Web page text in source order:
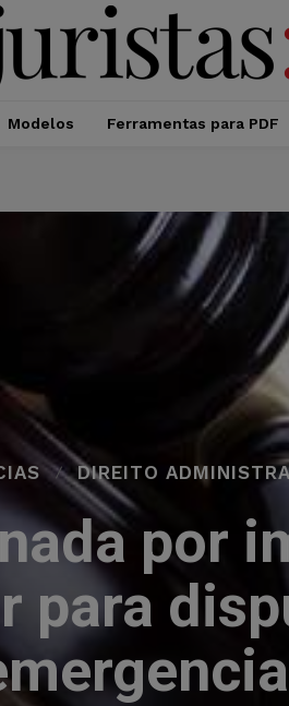
Modelos Ferramentas para PDF
DIREITO
por
para